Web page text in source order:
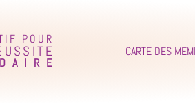
POUR
CARTE DES